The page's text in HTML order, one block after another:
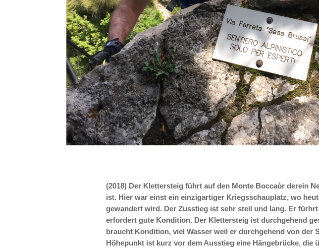
(2018) Der Klettersteig führt auf den Monte Boccaòr derein
ist. Hier war einst ein einzigartiger Kriegsschauplatz, wo
gewandert wird. Der Zusstieg ist sehr steil und lang. Er
erfordert gute Kondition. Der Klettersteig ist durchgehend
braucht Kondition, viel Wasser weil er durchgehend von der
Höhepunkt ist kurz vor dem Ausstieg eine Hängebrücke, die